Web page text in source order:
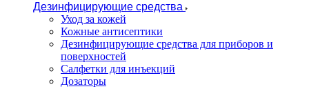
Дезинфицирующие средства
Уход за кожей
Кожные антисептики
Дезинфицирующие средства для приборов и
поверхностей
Салфетки для инъекций
Дозаторы